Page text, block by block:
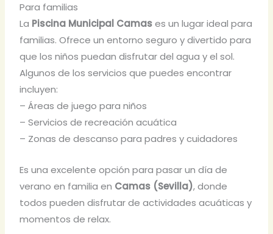
Para familias
La Piscina Municipal Camases un lugar ideal para
familias. Ofrece un entorno seguro y divertido para
que los niños puedan disfrutar del agua y el sol.
Algunos de los servicios que puedes encontrar
incluyen:
– Áreas de juego para niños
– Servicios de recreación acuática
– Zonas de descanso para padres y cuidadores
Es una excelente opción para pasar un día de
verano en familia en Camas (Sevilla), donde
todos pueden disfrutar de actividades acuáticas y
momentos de relax.